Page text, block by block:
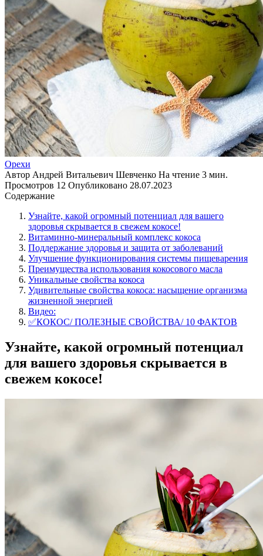
Орехи
Автор Андрей Витальевич Шевченко На чтение 3 мин.
Просмотров 12 Опубликовано 28.07.2023
Содержание
Узнайте, какой огромный потенциал для вашего
здоровья скрывается в свежем кокосе!
Витаминно-минеральный комплекс кокоса
Поддержание здоровья и защита от заболеваний
Улучшение функционирования системы пищеварения
Преимущества использования кокосового масла
Уникальные свойства кокоса
Удивительные свойства кокоса: насыщение организма
жизненной энергией
Видео:
✅КОКОС/ ПОЛЕЗНЫЕ СВОЙСТВА/ 10 ФАКТОВ
Узнайте, какой огромный потенциал
для вашего здоровья скрывается в
свежем кокосе!